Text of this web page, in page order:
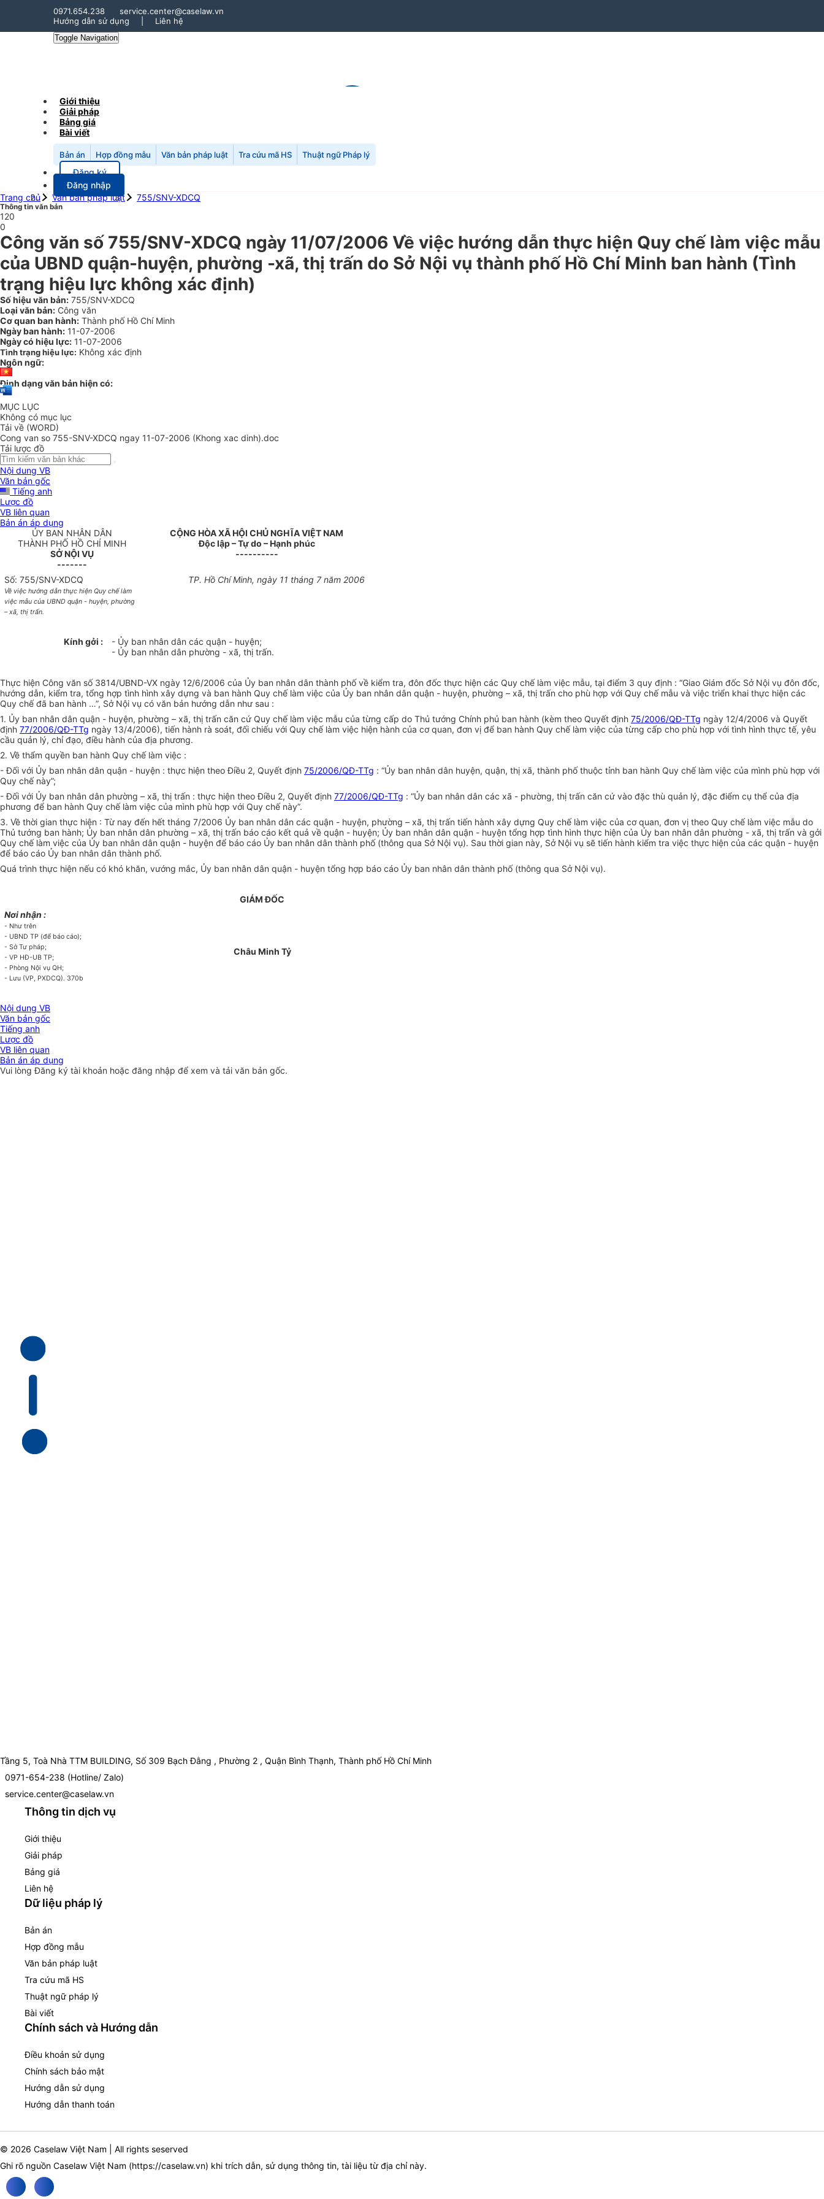
0971.654.238
service.center@caselaw.vn
Hướng dẫn sử dụng
Liên hệ
Toggle Navigation
Giới thiệu
Giải pháp
Bảng giá
Bài viết
Bản án Hợp đồng mẫu Văn bản pháp luật Tra cứu mã HS Thuật ngữ Pháp lý
Đăng ký
Đăng nhập
Trang chủ
Văn bản pháp luật 755/SNV-XDCQ
Thông tin văn bản
120
0
Công văn số 755/SNV-XDCQ ngày 11/07/2006 Về việc hướng dẫn thực hiện Quy chế làm việc mẫu
của UBND quận-huyện, phường -xã, thị trấn do Sở Nội vụ thành phố Hồ Chí Minh ban hành (Tình
trạng hiệu lực không xác định)
Số hiệu văn bản: 755/SNV-XDCQ
Loại văn bản: Công văn
Cơ quan ban hành: Thành phố Hồ Chí Minh
Ngày ban hành: 11-07-2006
Ngày có hiệu lực: 11-07-2006
Tình trạng hiệu lực: Không xác định
Ngôn ngữ:
Định dạng văn bản hiện có:
MỤC LỤC
Không có mục lục
Tải về (WORD)
Cong van so 755-SNV-XDCQ ngay 11-07-2006 (Khong xac dinh).doc
Tải lược đồ
Nội dung VB
Văn bản gốc
Tiếng anh
Lược đồ
VB liên quan
Bản án áp dụng
ỦY BAN NHÂN DÂN
THÀNH PHỐ HỒ CHÍ MINH
SỞ NỘI VỤ
-------
CỘNG HÒA XÃ HỘI CHỦ NGHĨA VIỆT NAM
Độc lập – Tự do – Hạnh phúc
----------
Số: 755/SNV-XDCQ
Về việc hướng dẫn thực hiện Quy chế làm
việc mẫu của UBND quận - huyện, phường
– xã, thị trấn.
TP. Hồ Chí Minh, ngày 11 tháng 7 năm 2006
Kính gởi :
- Ủy ban nhân dân các quận - huyện;
- Ủy ban nhân dân phường - xã, thị trấn.
Thực hiện Công văn số 3814/UBND-VX ngày 12/6/2006 của Ủy ban nhân dân thành phố về kiểm tra, đôn đốc thực hiện các Quy chế làm việc mẫu, tại điểm 3 quy định : “Giao Giám đốc Sở Nội vụ đôn đốc,
hướng dẫn, kiểm tra, tổng hợp tình hình xây dựng và ban hành Quy chế làm việc của Ủy ban nhân dân quận - huyện, phường – xã, thị trấn cho phù hợp với Quy chế mẫu và việc triển khai thực hiện các
Quy chế đã ban hành …”, Sở Nội vụ có văn bản hướng dẫn như sau :
1. Ủy ban nhân dân quận - huyện, phường – xã, thị trấn căn cứ Quy chế làm việc mẫu của từng cấp do Thủ tướng Chính phủ ban hành (kèm theo Quyết định 75/2006/QĐ-TTg ngày 12/4/2006 và Quyết
định 77/2006/QĐ-TTg ngày 13/4/2006), tiến hành rà soát, đối chiếu với Quy chế làm việc hiện hành của cơ quan, đơn vị để ban hành Quy chế làm việc của từng cấp cho phù hợp với tình hình thực tế, yêu
cầu quản lý, chỉ đạo, điều hành của địa phương.
2. Về thẩm quyền ban hành Quy chế làm việc :
- Đối với Ủy ban nhân dân quận - huyện : thực hiện theo Điều 2, Quyết định 75/2006/QĐ-TTg : “Ủy ban nhân dân huyện, quận, thị xã, thành phố thuộc tỉnh ban hành Quy chế làm việc của mình phù hợp với
Quy chế này”;
- Đối với Ủy ban nhân dân phường – xã, thị trấn : thực hiện theo Điều 2, Quyết định 77/2006/QĐ-TTg : “Ủy ban nhân dân các xã - phường, thị trấn căn cứ vào đặc thù quản lý, đặc điểm cụ thể của địa
phương để ban hành Quy chế làm việc của mình phù hợp với Quy chế này”.
3. Về thời gian thực hiện : Từ nay đến hết tháng 7/2006 Ủy ban nhân dân các quận - huyện, phường – xã, thị trấn tiến hành xây dựng Quy chế làm việc của cơ quan, đơn vị theo Quy chế làm việc mẫu do
Thủ tướng ban hành; Ủy ban nhân dân phường – xã, thị trấn báo cáo kết quả về quận - huyện; Ủy ban nhân dân quận - huyện tổng hợp tình hình thực hiện của Ủy ban nhân dân phường - xã, thị trấn và gởi
Quy chế làm việc của Ủy ban nhân dân quận - huyện để báo cáo Ủy ban nhân dân thành phố (thông qua Sở Nội vụ). Sau thời gian này, Sở Nội vụ sẽ tiến hành kiểm tra việc thực hiện của các quận - huyện
để báo cáo Ủy ban nhân dân thành phố.
Quá trình thực hiện nếu có khó khăn, vướng mắc, Ủy ban nhân dân quận - huyện tổng hợp báo cáo Ủy ban nhân dân thành phố (thông qua Sở Nội vụ).
Nơi nhận :
- Như trên
- UBND TP (để báo cáo);
- Sở Tư pháp;
- VP HĐ-UB TP;
- Phòng Nội vụ QH;
- Lưu (VP, PXDCQ). 370b
GIÁM ĐỐC
Châu Minh Tỷ
Nội dung VB
Văn bản gốc
Tiếng anh
Lược đồ
VB liên quan
Bản án áp dụng
Vui lòngĐăng ký tài khoản hoặc đăng nhập để xem và tải văn bản gốc.
Tầng 5, Toà Nhà TTM BUILDING, Số 309 Bạch Đằng , Phường 2 , Quận Bình Thạnh, Thành phố Hồ Chí Minh
0971-654-238 (Hotline/ Zalo)
service.center@caselaw.vn
Thông tin dịch vụ
Giới thiệu
Giải pháp
Bảng giá
Liên hệ
Dữ liệu pháp lý
Bản án
Hợp đồng mẫu
Văn bản pháp luật
Tra cứu mã HS
Thuật ngữ pháp lý
Bài viết
Chính sách và Hướng dẫn
Điều khoản sử dụng
Chính sách bảo mật
Hướng dẫn sử dụng
Hướng dẫn thanh toán
© 2026 Caselaw Việt Nam | All rights seserved
Ghi rõ nguồn Caselaw Việt Nam (https://caselaw.vn) khi trích dẫn, sử dụng thông tin, tài liệu từ địa chỉ này.